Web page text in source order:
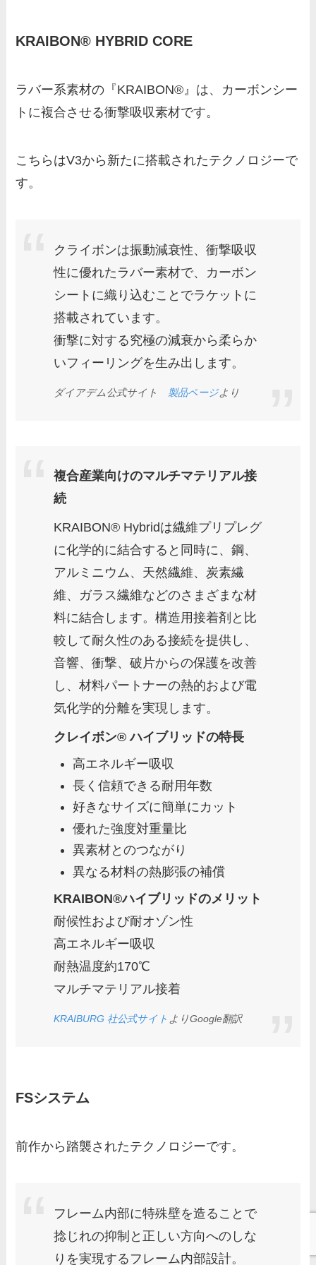
KRAIBON® HYBRID CORE
ラバー系素材の『KRAIBON®』は、カーボンシー
トに複合させる衝撃吸収素材です。
こちらはV3から新たに搭載されたテクノロジーで
す。
クライボンは振動減衰性、衝撃吸収
性に優れたラバー素材で、カーボン
シートに織り込むことでラケットに
搭載されています。
衝撃に対する究極の減衰から柔らか
いフィーリングを生み出します。
ダイアデム公式サイト 製品ページより
複合産業向けのマルチマテリアル接
続
KRAIBON® Hybridは繊維プリプレグ
に化学的に結合すると同時に、鋼、
アルミニウム、天然繊維、炭素繊
維、ガラス繊維などのさまざまな材
料に結合します。構造用接着剤と比
較して耐久性のある接続を提供し、
音響、衝撃、破片からの保護を改善
し、材料パートナーの熱的および電
気化学的分離を実現します。
クレイボン® ハイブリッドの特長
高エネルギー吸収
長く信頼できる耐用年数
好きなサイズに簡単にカット
優れた強度対重量比
異素材とのつながり
異なる材料の熱膨張の補償
KRAIBON®ハイブリッドのメリット
耐候性および耐オゾン性
高エネルギー吸収
耐熱温度約170℃
マルチマテリアル接着
KRAIBURG 社公式サイト よりGoogle翻訳
FSシステム
前作から踏襲されたテクノロジーです。
フレーム内部に特殊壁を造ることで
捻じれの抑制と正しい方向へのしな
りを実現するフレーム内部設計。